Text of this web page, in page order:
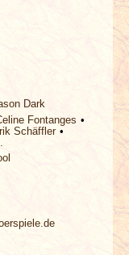
Dark
Fontanges
Schäffler